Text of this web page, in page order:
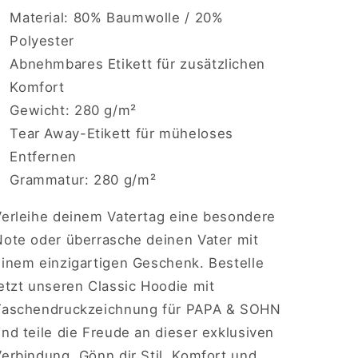
Material: 80% Baumwolle / 20%
Polyester
Abnehmbares Etikett für zusätzlichen
Komfort
Gewicht: 280 g/m²
Tear Away-Etikett für müheloses
Entfernen
Grammatur: 280 g/m²
deinem Vatertag eine besondere
oder überrasche deinen Vater mit
einzigartigen Geschenk. Bestelle
unseren Classic Hoodie mit
für PAPA & SOHN
teile die Freude an dieser exklusiven